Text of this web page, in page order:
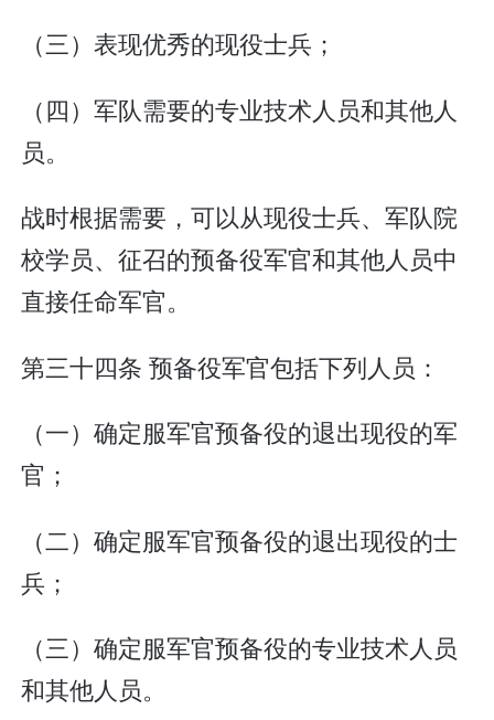
（三）表现优秀的现役士兵；
（四）军队需要的专业技术人员和其他人
员。
战时根据需要，可以从现役士兵、军队院
校学员、征召的预备役军官和其他人员中
直接任命军官。
第三十四条 预备役军官包括下列人员：
（一）确定服军官预备役的退出现役的军
官；
（二）确定服军官预备役的退出现役的士
兵；
（三）确定服军官预备役的专业技术人员
和其他人员。